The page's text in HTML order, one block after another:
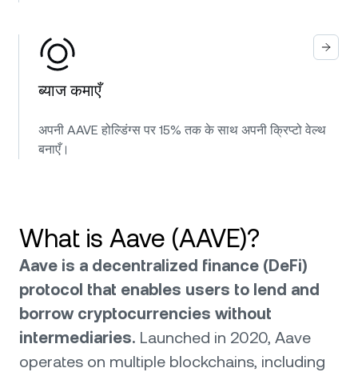
ब्याज कमाएँ
अपनी AAVE होल्डिंग्स पर 15% तक के साथ अपनी क्रिप्टो वेल्थ
बनाएँ।
What is Aave (AAVE)?
Aave is a decentralized finance (DeFi)
protocol that enables users to lend and
borrow cryptocurrencies without
intermediaries. Launched in 2020, Aave
operates on multiple blockchains, including